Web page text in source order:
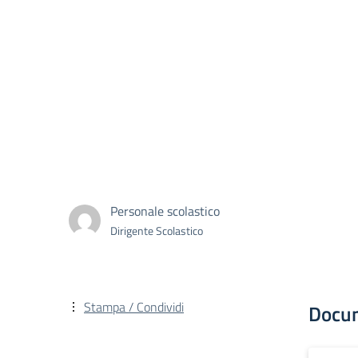
Personale scolastico
Dirigente Scolastico
Stampa / Condividi